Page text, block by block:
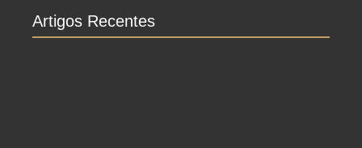
Artigos Recentes